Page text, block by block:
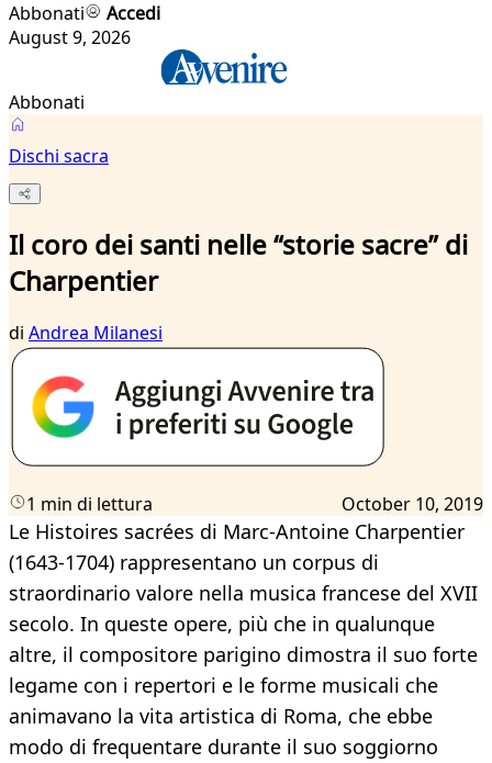
Abbonati
Accedi
August 9, 2026
Abbonati
Dischi sacra
Il coro dei santi nelle “storie sacre” di
Charpentier
di Andrea Milanesi
1 min di lettura October 10, 2019
Le Histoires sacrées di Marc-Antoine Charpentier
(1643-1704) rappresentano un corpus di
straordinario valore nella musica francese del XVII
secolo. In queste opere, più che in qualunque
altre, il compositore parigino dimostra il suo forte
legame con i repertori e le forme musicali che
animavano la vita artistica di Roma, che ebbe
modo di frequentare durante il suo soggiorno